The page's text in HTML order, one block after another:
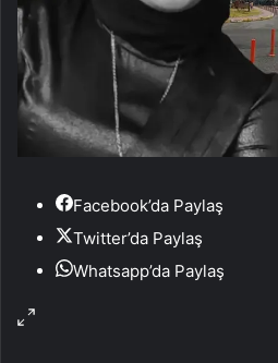
Facebook’da Paylaş
Twitter’da Paylaş
Whatsapp’da Paylaş